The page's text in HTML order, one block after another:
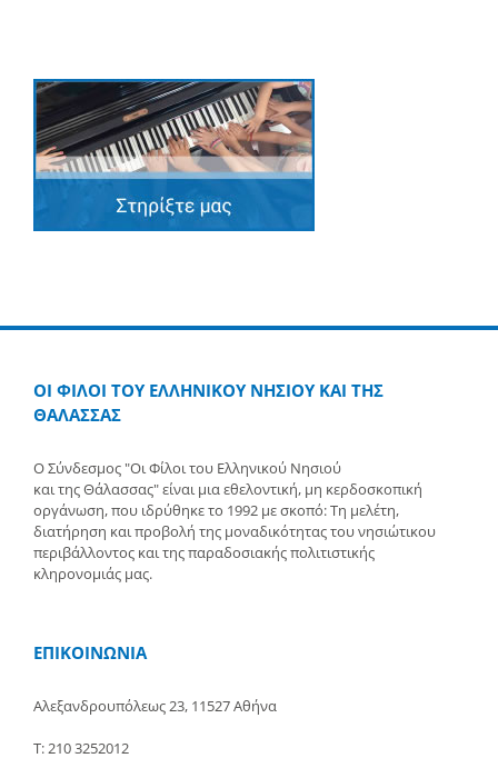
ΟΙ ΦΙΛΟΙ ΤΟΥ ΕΛΛΗΝΙΚΟΥ ΝΗΣΙΟΥ ΚΑΙ ΤΗΣ
ΘΑΛΑΣΣΑΣ
Ο Σύνδεσμος "Οι Φίλοι του Ελληνικού Νησιού
και της Θάλασσας" είναι μια εθελοντική, μη κερδοσκοπική
οργάνωση, που ιδρύθηκε το 1992 με σκοπό: Τη μελέτη,
διατήρηση και προβολή της μοναδικότητας του νησιώτικου
περιβάλλοντος και της παραδοσιακής πολιτιστικής
κληρονομιάς μας.
ΕΠΙΚΟΙΝΩΝΙΑ
Αλεξανδρουπόλεως 23, 11527 Αθήνα
Τ: 210 3252012